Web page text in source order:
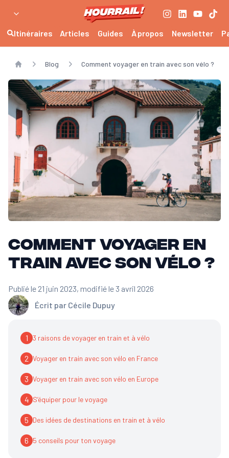
Itinéraires Articles Guides À propos Newsletter
Home
Blog Comment voyager en train avec son vélo ?
Comment voyager en
train avec son vélo ?
Écrit par Cécile Dupuy
Publié le 21 juin 2023, modifié le 3 avril 2026
1 3 raisons de voyager en train et à vélo
2 Voyager en train avec son vélo en France
3 Voyager en train avec son vélo en Europe
4 S’équiper pour le voyage
5 Des idées de destinations en train et à vélo
6 5 conseils pour ton voyage